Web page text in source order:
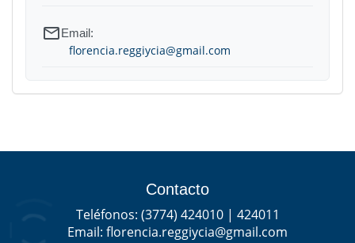
florencia.reggiycia@gmail.com
Contacto
Teléfonos: (3774) 424010 | 424011
Email: florencia.reggiycia@gmail.com